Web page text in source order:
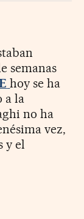
semanas
hoy se ha
a la
no ha
vez,
y el